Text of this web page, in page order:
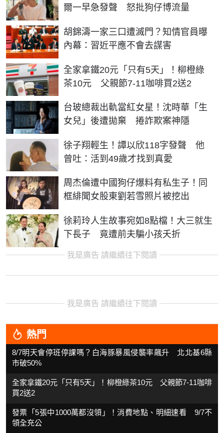
爾一早急發聲 怒批狗仔博流量
胡錦濤一家三口遭滅門？知情官員曝
內幕：習近平應不會去謀害
全家拿鐵20元「只有5天」！柳橙綠
茶10元 父親節7-11咖啡買2送2
台玻總裁出軌當紅女星！沈時華「生
女兒」後遭拋棄 捲詐欺案神隱
徐子翔輕生！譚以欣118字發聲 他
曾吐：活到49歲才找到真愛
周杰倫遭中國狗仔爆料有私生子！同
框緋聞女股東劉若雪照片被挖出
徐莉玲人生故事宛如8點檔！大三就生
下長子 竟遭前夫騙小孩夭折
我是廣告 請繼續往下閱讀
我是廣告 請繼續往下閱讀
熱門
8/7明天會停班停課嗎？白海豚暴風侵襲率飆升 北北基6縣
市破50%
全家拿鐵20元「只有5天」！柳橙綠茶10元 父親節7-11咖啡
買2送2
發票「5張中1000萬都沒領」！消費地點、明細速看 9/7不
領全充公